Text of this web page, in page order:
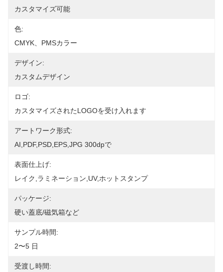
カスタマイズ可能
色:
CMYK、PMSカラー
デザイン:
カスタムデザイン
ロゴ:
カスタマイズされたLOGOを受け入れます
アートワーク形式:
AI,PDF,PSD,EPS,JPG 300dpで
表面仕上げ:
レイク,ラミネーション,UV,ホットスタンプ
パッケージ:
硬い蓋底/磁気箱など
サンプル時間:
2〜5 日
受渡し時間: